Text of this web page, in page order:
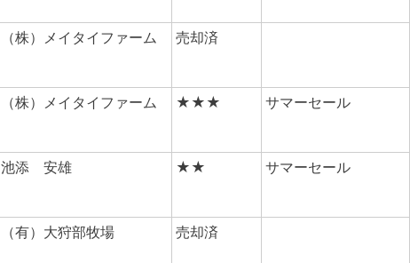
（株）メイタイファーム 売却済
（株）メイタイファーム ★★★ サマーセール
池添 安雄 ★★ サマーセール
（有）大狩部牧場 売却済